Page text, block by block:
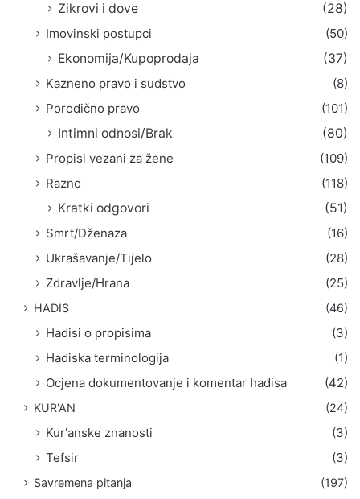
Zikrovi i dove
(28)
Imovinski postupci
(50)
Ekonomija/Kupoprodaja
(37)
Kazneno pravo i sudstvo
(8)
Porodično pravo
(101)
Intimni odnosi/Brak
(80)
Propisi vezani za žene
(109)
Razno
(118)
Kratki odgovori
(51)
Smrt/Dženaza
(16)
Ukrašavanje/Tijelo
(28)
Zdravlje/Hrana
(25)
HADIS (46)
Hadisi o propisima
(3)
Hadiska terminologija
(1)
Ocjena dokumentovanje i komentar hadisa
(42)
KUR'AN (24)
Kur'anske znanosti
(3)
Tefsir
(3)
Savremena pitanja
(197)